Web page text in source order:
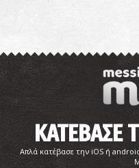
ΚΑΤΕΒΑΣΕ
Απλά κατέβασε την iOS ή